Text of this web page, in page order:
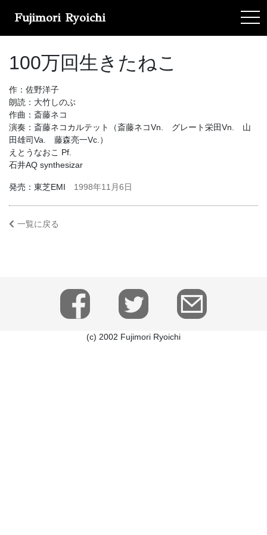
Fujimori Ryoichi
100万回生きたねこ
作：佐野洋子
朗読：大竹しのぶ
作曲：斎藤ネコ
演奏：斎藤ネコカルテット（斎藤ネコVn. グレート栄田Vn. 山
田雄司Va. 藤森亮一Vc.）
えとうなおこ Pf.
石井AQ synthesizar
発売：東芝EMI 1998年11月6日
一覧に戻る
(c) 2002 Fujimori Ryoichi